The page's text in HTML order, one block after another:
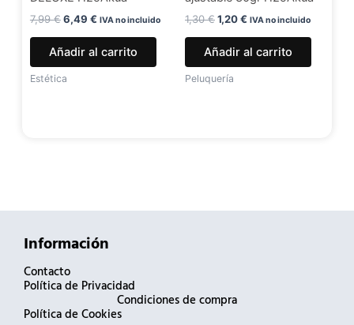
7,99€6,49 € IVA no incluido
Añadir al carrito
Estética
1,30€1,20€ IVA no incluido
Añadir al carrito
Peluquería
Información
Contacto
Política de Privacidad
Condiciones de compra
Política de Cookies